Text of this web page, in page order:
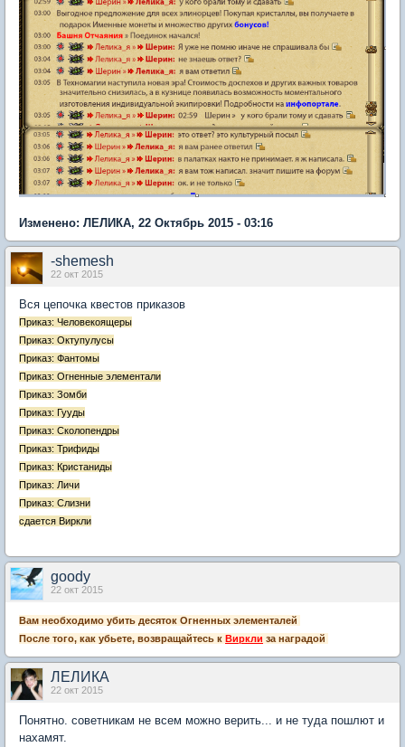
Изменено: ЛЕЛИКА, 22 Октябрь 2015 - 03:16
-shemesh
22 окт 2015
Вся цепочка квестов приказов
Приказ: Человекоящеры
Приказ: Октупулусы
Приказ: Фантомы
Приказ: Огненные элементали
Приказ: Зомби
Приказ: Гууды
Приказ: Сколопендры
Приказ: Трифиды
Приказ: Кристаниды
Приказ: Личи
Приказ: Слизни
сдается Виркли
goody
22 окт 2015
Вам необходимо убить десяток Огненныx элементалей
После того, как убьете, возвращайтесь к Виркли за наградой
ЛЕЛИКА
22 окт 2015
Понятно. советникам не всем можно верить... и не туда пошлют и
нахамят.